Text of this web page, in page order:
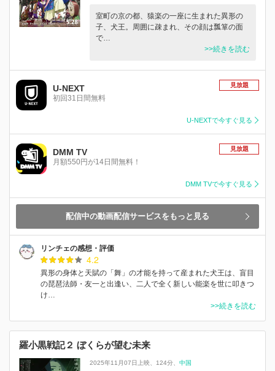
室町の京の都、猿楽の一座に生まれた異形の
子、犬王。周囲に疎まれ、その顔は瓢箪の面
で…
>>続きを読む
U-NEXT
初回31日間無料
見放題
U-NEXTで今すぐ見る
DMM TV
月額550円が14日間無料！
見放題
DMM TVで今すぐ見る
配信中の動画配信サービスをもっと見る
リンチェの感想・評価
4.2
異形の身体と天賦の「舞」の才能を持って産まれた犬王は、盲目
の琵琶法師・友一と出逢い、二人で全く新しい能楽を世に叩きつ
け…
>>続きを読む
羅小黒戦記２ ぼくらが望む未来
2025年11月07日上映 124分
中国